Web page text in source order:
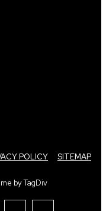
POLICY SITEMAP
by TagDiv